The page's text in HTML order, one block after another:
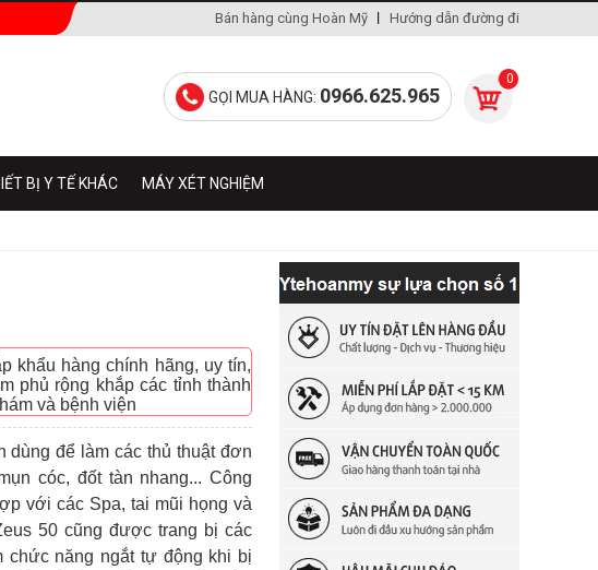
Hướng dẫn đường đi
Bán hàng cùng Hoàn Mỹ
0
GỌI MUA HÀNG: 0966.625.965
BỊ Y TẾ KHÁC MÁY XÉT NGHIỆM
khẩu hàng chính hãng, uy tín,
phủ rộng khắp các tỉnh thành
và bệnh viện
dùng để làm các thủ thuật đơn
cóc, đốt tàn nhang... Công
với các Spa, tai mũi họng và
50 cũng được trang bị các
chức năng ngắt tự động khi bị